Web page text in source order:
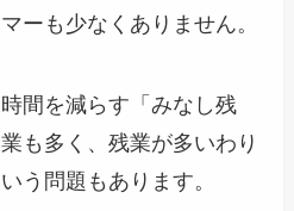
ーも少なくありません。
間を減らす「みなし残
も多く、残業が多いわり
う問題もあります。